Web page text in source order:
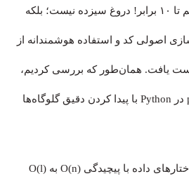
آن‌‌هم تا ۱۰ برابر! دروغ سیزده نیست؛ بلکه
اصولی کد و استفاده هوشمندانه از
یافت. همان‌طور که بررسی کردیم،
مسیر افزایش performance در Python با پیدا کردن دقیق گلوگاه‌ها
در قدم بعدی، جایگزینی ساختارهای داده با پیچیدگی O(n) به O(l)